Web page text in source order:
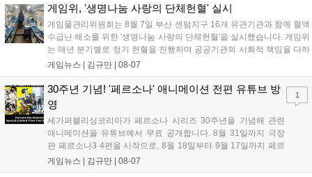
다. 유비소프트의 '고스트리콘: 와일드랜드'는 7년 만의 대규모 업
게임위, '생명나눔 사랑의 단체헌혈' 실시
게임물관리위원회는 8월 7일 부산 센텀지구 16개 유관기관과 함께 혈액
수급난 해소를 위한 '생명나눔 사랑의 단체헌혈'을 실시했습니다. 게임위
는 매년 분기별로 정기 헌혈을 진행하며 공공기관의 사회적 책임을 다하
고 있으며, 이번 행사에는 영화진흥위원회 등 14개 기관 임직원이 동참
따뜻한 실천에 참여한 모든 임직원에게 감사의 뜻을 전하며 헌혈 문화
확산에 앞장섰습니다....
게임뉴스 | 김규만 | 08-07
30주년 기념! '페르소나' 애니메이션 전편 유튜브 방
영
세가퍼블리싱코리아가 페르소나 시리즈 30주년을 기념해 관련
애니메이션을 유튜브에서 무료 공개합니다. 8월 31일까지 극장
판 페르소나3 4편을 시작으로, 8월 18일부터 9월 17일까지 페르
소나4 더 골든 12화, 9월 15일부터 10월 14일까지 페르소나5 시
게임뉴스 | 김규만 | 08-07
1